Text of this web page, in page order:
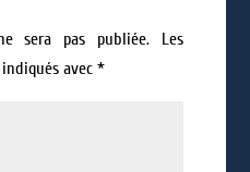
sera pas publiée.
Les
avec *